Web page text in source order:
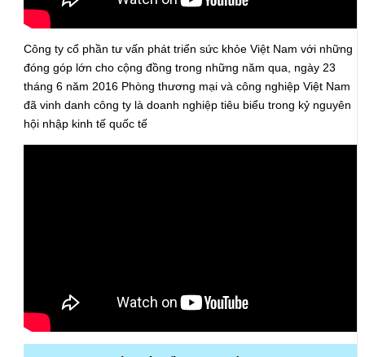
Công ty cổ phần tư vấn phát triển sức khỏe Việt Nam với những
đóng góp lớn cho cộng đồng trong những năm qua, ngày 23
tháng 6 năm 2016 Phòng thương mại và công nghiệp Việt Nam
đã vinh danh công ty là doanh nghiệp tiêu biểu trong kỷ nguyên
hội nhập kinh tế quốc tế